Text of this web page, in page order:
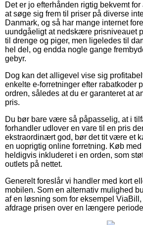
Det er jo efterhånden rigtig bekvemt
at søge sig frem til priser på diverse
Danmark, og så har mange internet
uundgåeligt at nedskære prisniveauet
til drenge og piger, men ligeledes til
hel del, og endda nogle gange
gebyr.
Dog kan det alligevel vise sig
enkelte e-forretninger efter rabatkoder
ordren, således at du er garanteret at
pris.
Du bør bare være så påpasselig, at i
forhandler udlover en vare til en pris
ekstraordinært god, bør det tit være et
en uoprigtig online forretning. Køb
heldigvis inkluderet i en orden, som
outlets på nettet.
Generelt foreslår vi handler med kort
mobilen. Som en alternativ mulighed
af en løsning som for eksempel
afdrage prisen over en længere